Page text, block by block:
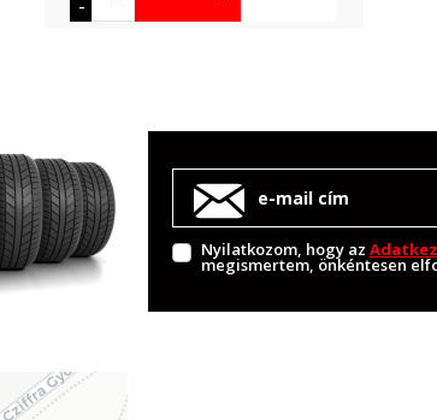
-
Nyilatkozom, hogy az
megismertem, önkéntesen